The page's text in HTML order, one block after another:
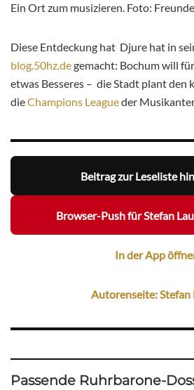
Ein Ort zum musizieren. Foto:
Diese Entdeckung hat Djure hat in
blog.50hz.degemacht: Bochum will
etwas Besseres – die Stadt plant den
dieChampions Leagueder
Beitrag zur Leseliste
Browser-Push für Stefan
In der App
Autorenseite: Stefan
Passende Ruhrbarone-